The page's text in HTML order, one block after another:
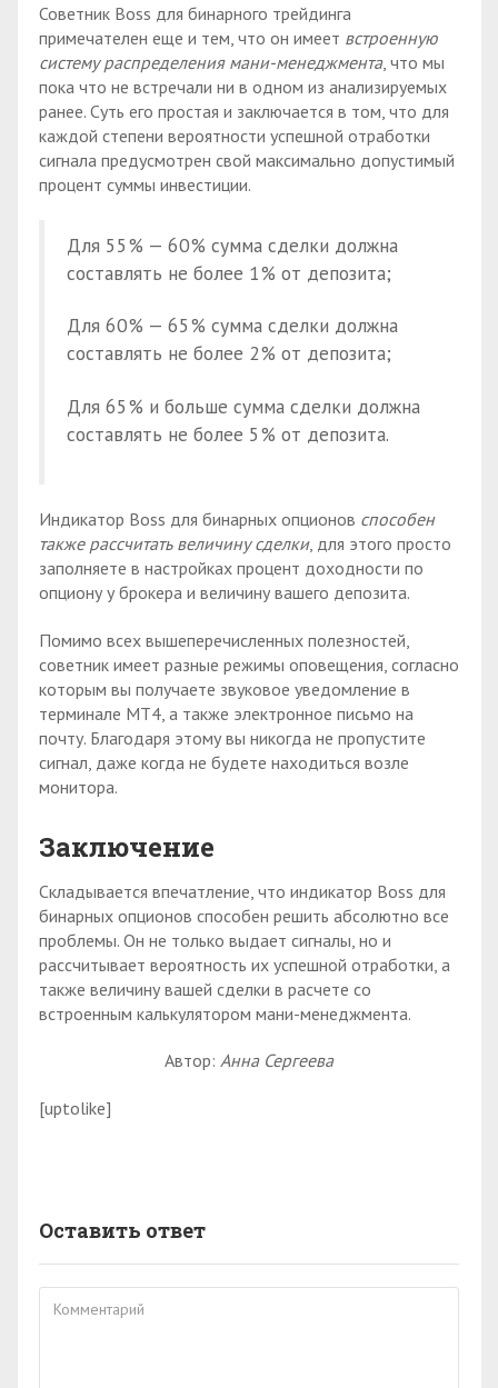
Советник Boss для бинарного трейдинга
примечателен еще и тем, что он имеет встроенную
систему распределения мани-менеджмента, что мы
пока что не встречали ни в одном из анализируемых
ранее. Суть его простая и заключается в том, что для
каждой степени вероятности успешной отработки
сигнала предусмотрен свой максимально допустимый
процент суммы инвестиции.
Для 55% — 60% сумма сделки должна
составлять не более 1% от депозита;
Для 60% — 65% сумма сделки должна
составлять не более 2% от депозита;
Для 65% и больше сумма сделки должна
составлять не более 5% от депозита.
Индикатор Boss для бинарных опционов способен
также рассчитать величину сделки, для этого просто
заполняете в настройках процент доходности по
опциону у брокера и величину вашего депозита.
Помимо всех вышеперечисленных полезностей,
советник имеет разные режимы оповещения, согласно
которым вы получаете звуковое уведомление в
терминале МТ4, а также электронное письмо на
почту. Благодаря этому вы никогда не пропустите
сигнал, даже когда не будете находиться возле
монитора.
Заключение
Складывается впечатление, что индикатор Boss для
бинарных опционов способен решить абсолютно все
проблемы. Он не только выдает сигналы, но и
рассчитывает вероятность их успешной отработки, а
также величину вашей сделки в расчете со
встроенным калькулятором мани-менеджмента.
Автор: Анна Сергеева
[uptolike]
Оставить ответ